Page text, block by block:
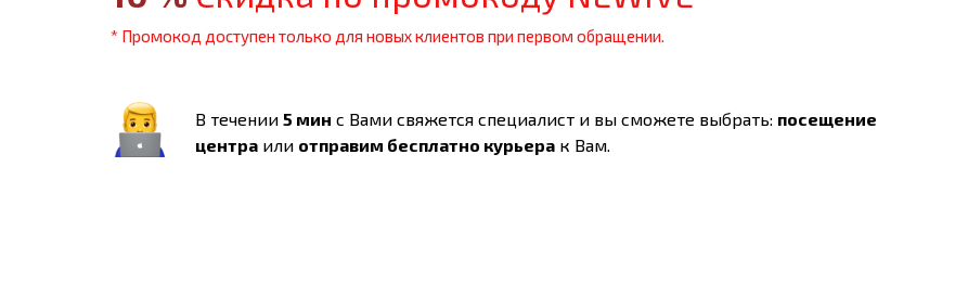
* Промокод доступен только для новых клиентов при первом обращении.
В течении 5 мин с Вами свяжется специалист и вы сможете выбрать: посещение
центра или отправим бесплатно курьера к Вам.